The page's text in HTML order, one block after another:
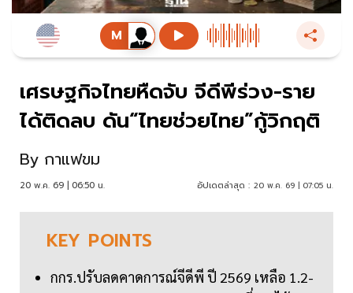
เศรษฐกิจไทยหืดจับ จีดีพีร่วง-ราย
ได้ติดลบ ดัน“ไทยช่วยไทย”กู้วิกฤติ
By กาแฟขม
20 พ.ค. 69 | 06:50 น. อัปเดตล่าสุด : 20 พ.ค. 69 | 07:05 น.
KEY POINTS
กกร.ปรับลดคาดการณ์จีดีพี ปี 2569 เหลือ 1.2-